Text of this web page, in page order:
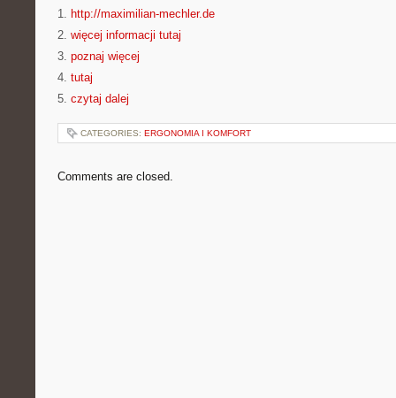
1. http://maximilian-mechler.de
2. więcej informacji tutaj
3. poznaj więcej
4. tutaj
5. czytaj dalej
CATEGORIES: ERGONOMIA I KOMFORT
Comments are closed.